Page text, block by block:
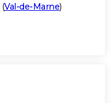
(Val-de-Marne)